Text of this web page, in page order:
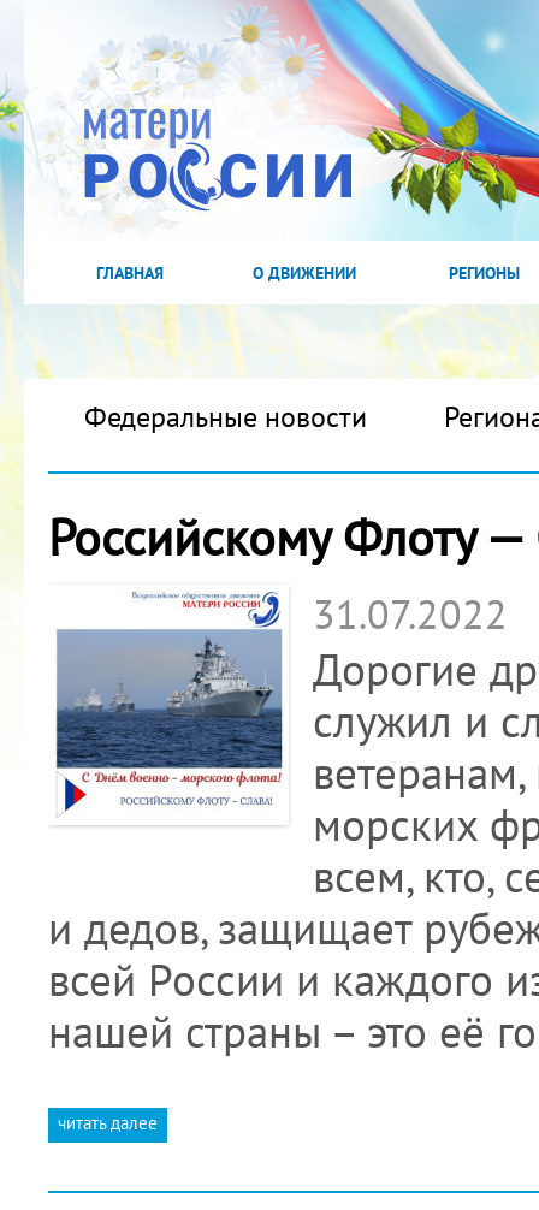
ГЛАВНАЯ О ДВИЖЕНИИ РЕГИОНЫ
Федеральные новости
Российскому Флоту —
31.07.2022
Дорогие
служил и
морских
всем, кто,
и дедов, защищает
всей России и каждого
нашей страны – это её
читать далее